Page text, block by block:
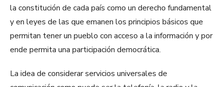
la constitución de cada país como un derecho fundamental
y en leyes de las que emanen los principios básicos que
permitan tener un pueblo con acceso a la información y por
ende permita una participación democrática.
La idea de considerar servicios universales de